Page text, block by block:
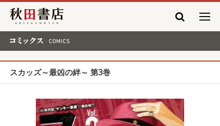
秋田書店
スカッズ～最凶の絆～ 第3巻